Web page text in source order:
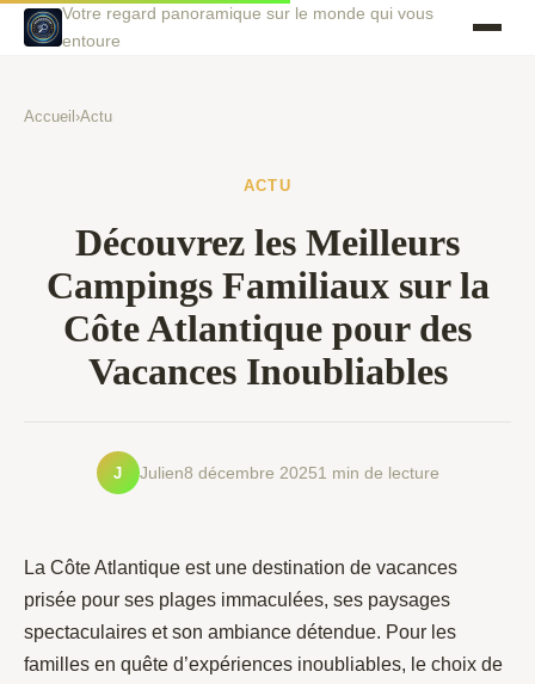
Votre regard panoramique sur le monde qui vous
entoure
Accueil ›Actu
ACTU
Découvrez les Meilleurs
Campings Familiaux sur la
Côte Atlantique pour des
Vacances Inoubliables
J Julien8 décembre 20251 min de lecture
La Côte Atlantique est une destination de vacances
prisée pour ses plages immaculées, ses paysages
spectaculaires et son ambiance détendue. Pour les
familles en quête d’expériences inoubliables, le choix de